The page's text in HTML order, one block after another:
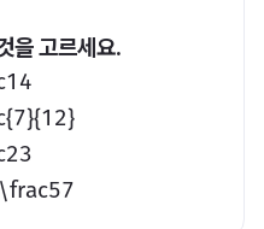
을 고르세요.